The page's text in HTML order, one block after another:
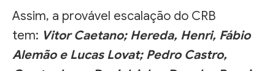
Assim, a provável escalação do CRB
tem: Vitor Caetano; Hereda, Henri, Fábio
Alemão e Lucas Lovat; Pedro Castro,